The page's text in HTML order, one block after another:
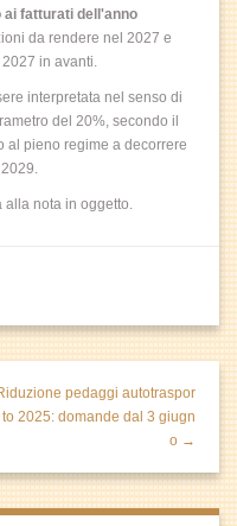
fatturati dell'anno
da rendere nel 2027 e
in avanti.
interpretata nel senso di
del 20%, secondo il
al pieno regime a decorrere
alla nota in oggetto.
pedaggi autotraspor
to 2025: domande dal 3 giugn
o →